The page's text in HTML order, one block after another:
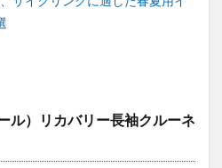
ル）リカバリー長袖クルーネ